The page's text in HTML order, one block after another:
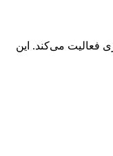
فعالیت می‌کند. این